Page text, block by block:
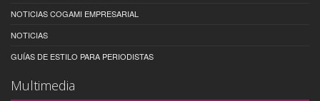
NOTICIAS COGAMI EMPRESARIAL
NOTICIAS
GUÍAS DE ESTILO PARA PERIODISTAS
Multimedia